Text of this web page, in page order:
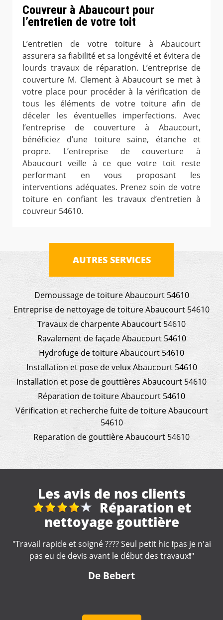
Couvreur à Abaucourt pour
l’entretien de votre toit
L’entretien de votre toiture à Abaucourt
assurera sa fiabilité et sa longévité et évitera de
lourds travaux de réparation. L’entreprise de
couverture M. Clement à Abaucourt se met à
votre place pour procéder à la vérification de
tous les éléments de votre toiture afin de
déceler les éventuelles imperfections. Avec
l’entreprise de couverture à Abaucourt,
bénéficiez d’une toiture saine, étanche et
propre. L’entreprise de couverture à
Abaucourt veille à ce que votre toit reste
performant en vous proposant les
interventions adéquates. Prenez soin de votre
toiture en confiant les travaux d’entretien à
couvreur 54610.
AUTRES SERVICES
Demoussage de toiture Abaucourt 54610
Entreprise de nettoyage de toiture Abaucourt 54610
Travaux de charpente Abaucourt 54610
Ravalement de façade Abaucourt 54610
Hydrofuge de toiture Abaucourt 54610
Installation et pose de velux Abaucourt 54610
Installation et pose de gouttières Abaucourt 54610
Réparation de toiture Abaucourt 54610
Vérification et recherche fuite de toiture Abaucourt
54610
Reparation de gouttière Abaucourt 54610
Les avis de nos clients
Nettoyage gouttières
"Artisan très professionnel et d'une efficacité
remarquable. Je recommande."
De Catherine